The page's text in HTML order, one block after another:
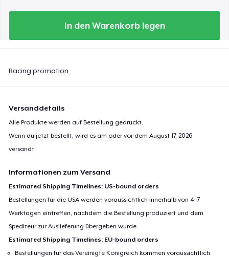
In den Warenkorb legen
Racing promotion
Versanddetails
Alle Produkte werden auf Bestellung gedruckt.
Wenn du jetzt bestellt, wird es am oder vor demAugust 17, 2026
versandt.
Informationen zum Versand
Estimated Shipping Timelines: US-bound orders
Bestellungen für die USA werden voraussichtlich innerhalb von 4–7
Werktagen eintreffen, nachdem die Bestellung produziert und dem
Spediteur zur Auslieferung übergeben wurde.
Estimated Shipping Timelines: EU-bound orders
Bestellungen für das Vereinigte Königreich kommen voraussichtlich
23,99 $
Women's Premium V-Neck Tee
26,99 $